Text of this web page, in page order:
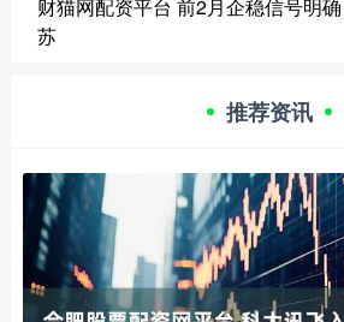
财猫网配资平台 前2月企稳信号明
苏
推荐资讯